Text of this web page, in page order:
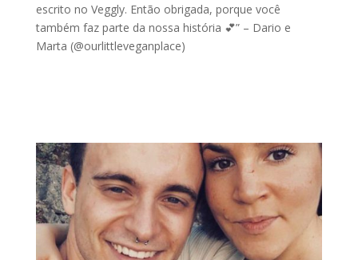
escrito no Veggly. Então obrigada, porque você
também faz parte da nossa história 💕” – Dario e
Marta (@ourlittleveganplace)